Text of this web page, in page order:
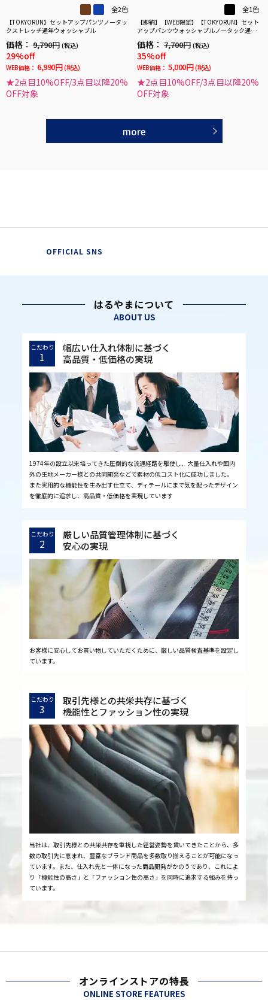
全2色
【TOKYORUN】セットアップパンツノータッ
クストレッチ通年ウォッシャブル
価格： 9,790円 (税込)
29%off
WEB価格： 6,990円 (税込)
★2点目10%OFF/3点目以降20%
OFF対象
全1色
【即納】【WEB限定】【TOKYORUN】セット
アップパンツウォッシャブルノータック通年
価格： 7,700円 (税込)
35%off
WEB価格： 5,000円 (税込)
★2点目10%OFF/3点目以降20%
OFF対象
more
OFFICIAL SNS
はるやまについて
ABOUT US
こだわり
1
幅広い仕入れ体制に基づく
高品質・低価格の実現
1974年の設立以来培ってきた圧倒的な流通経路を駆使し、大量仕入れや国内
外の生地メーカー様との共同開発などで素材の低コスト化に成功しました。
また実用的な機能性を生み出す仕立て、ディテールにまで気を配ったデザイン
を徹底的に追求し、高品質・低価格を実現しています
こだわり
2
厳しい品質管理体制に基づく
安心の実現
お客様に安心してお買い物していただくために、厳しい品質検査基準を設定し
ています。
こだわり
3
取引先様との共栄共存に基づく
機能性とファッション性の実現
当社は、取引先様との共栄共存を重視した経営姿勢を貫いてきたことから、多
数の取引先に恵まれ、豊富なブランド商品を多数取り揃えることが可能になっ
ています。また、仕入れ先と一体になった商品開発がかのうであり、これによ
り「機能性の高さ」と「ファッション性の高さ」を同時に追求する強みを持っ
ています。
オンラインストアの特長
ONLINE STORE FEATURES